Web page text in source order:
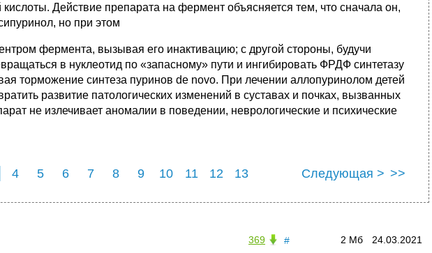
Действие препарата на фермент объясняется тем, что сначала он,
но при этом
фермента, вызывая его инактивацию; с другой стороны, будучи
в нуклеотид по «запасному» пути и ингибировать ФРДФ синтетазу
торможение синтеза пуринов de novo. При лечении аллопуринолом детей
развитие патологических изменений в суставах и почках, вызванных
не излечивает аномалии в поведении, неврологические и психические
4 5 6 7 8 9 10 11 12 13 Следующая > >>
# 24.03.2021
2 Мб
369